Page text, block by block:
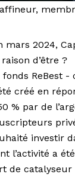
mars 2024,
d’être ?
fonds ReBest
créé en
% par de
investir
l’activité a
de